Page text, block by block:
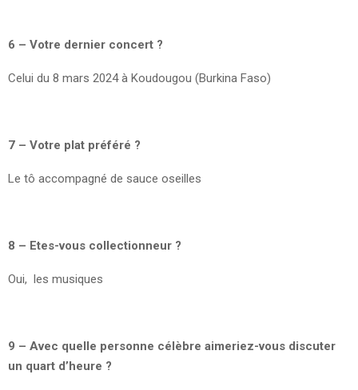
6 – Votre dernier concert ?
Celui du 8 mars 2024 à Koudougou (Burkina Faso)
7 – Votre plat préféré ?
Le tô accompagné de sauce oseilles
8 – Etes-vous collectionneur ?
Oui, les musiques
9 – Avec quelle personne célèbre aimeriez-vous discuter
un quart d’heure ?